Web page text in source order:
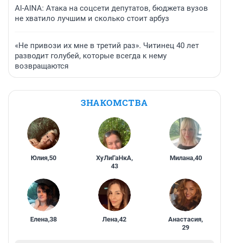
AI-AINA: Атака на соцсети депутатов, бюджета вузов
не хватило лучшим и сколько стоит арбуз
«Не привози их мне в третий раз». Читинец 40 лет
разводит голубей, которые всегда к нему
возвращаются
ЗНАКОМСТВА
Юлия,50 ХуЛиГаНкА,
43
Милана,40
Елена,38 Лена,42 Анастасия,
29